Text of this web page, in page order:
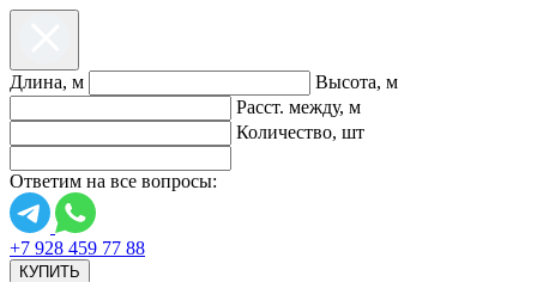
Длина, м
Высота, м
Расст. между, м
Количество, шт
Ответим на все вопросы:
+7 928 459 77 88
КУПИТЬ